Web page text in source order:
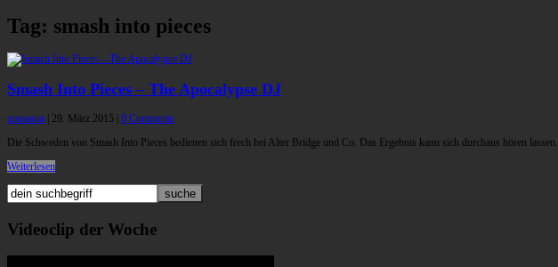
Tag: smash into pieces
Smash Into Pieces – The Apocalypse DJ
comastar 29. März 2015
0 Comments
Die Schweden von Smash Into Pieces bedienen sich frech bei Alter Bridge und Co. Das Ergebnis kann sich durchaus hören lassen.
Weiterlesen
Videoclip der Woche